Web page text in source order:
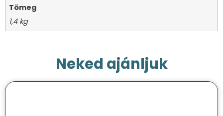
Tömeg
1,4 kg
Neked ajánljuk